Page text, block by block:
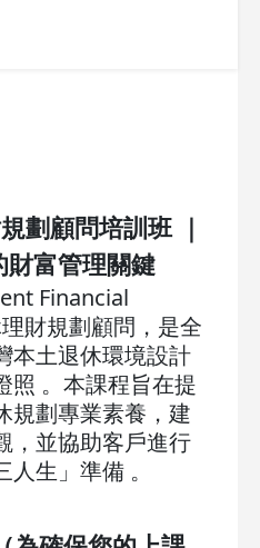
劃顧問培訓班 ｜
富管理關鍵
Financial
財規劃顧問，是全
本土退休環境設計
照 。本課程旨在提
規劃專業素養，建
，並協助客戶進行
生」準備 。